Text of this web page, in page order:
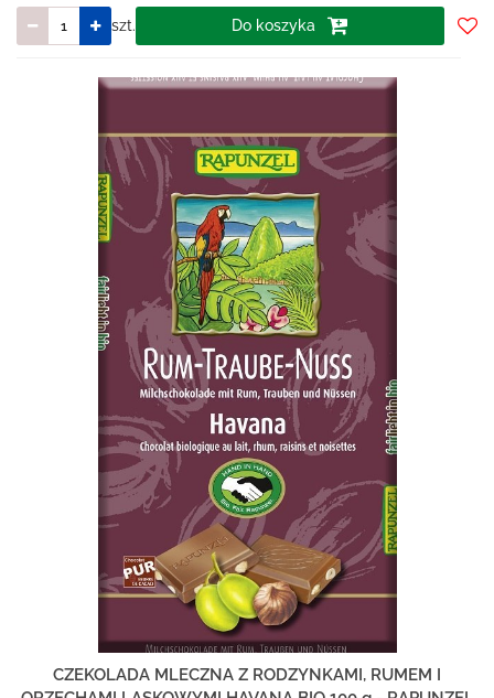
szt. Do koszyka
CZEKOLADA MLECZNA Z RODZYNKAMI, RUMEM I